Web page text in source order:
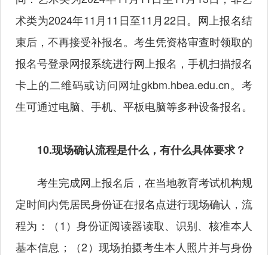
术类为2024年11月11日至11月22日。网上报名结
束后，不再接受补报名。考生凭资格审查时领取的
报名号登录网报系统进行网上报名，手机扫描报名
卡上的二维码或访问网址gkbm.hbea.edu.cn。考
生可通过电脑、手机、平板电脑等多种设备报名。
10.现场确认流程是什么，有什么具体要求？
考生完成网上报名后，在当地教育考试机构规
定时间内凭居民身份证在报名点进行现场确认，流
程为：（1）身份证阅读器读取、识别、核准本人
基本信息；（2）现场拍摄考生本人照片并与身份